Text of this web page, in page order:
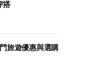
搭
旅遊優惠與選購